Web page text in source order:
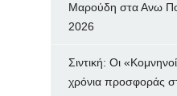
Μαρούδη στα Ανω
2026
Σιντική: Οι
χρόνια προσφοράς